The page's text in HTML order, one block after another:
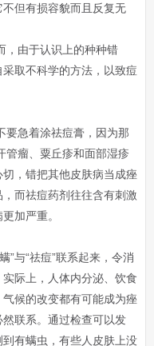
但有损容貌而且反复无
由于认识上的种种错
取不科学的方法，以致痘
急着涂祛痘膏，因为那
管瘤、粟丘疹和面部湿疹
，错把其他皮肤病当成痤
而祛痘药剂往往含有刺激
加严重。
与“祛痘”联系起来，令消
际上，人体内分泌、饮食
候的改变都有可能成为痤
联系。通过检查可以发
有螨虫，有些人皮肤上没